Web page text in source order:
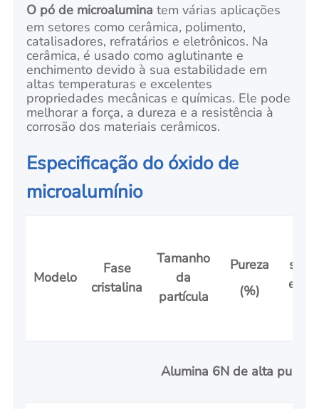
O pó de microalumina tem várias aplicações
em setores como cerâmica, polimento,
catalisadores, refratários e eletrônicos. Na
cerâmica, é usado como aglutinante e
enchimento devido à sua estabilidade em
altas temperaturas e excelentes
propriedades mecânicas e químicas. Ele pode
melhorar a força, a dureza e a resistência à
corrosão dos materiais cerâmicos.
Especificação do óxido de
microalumínio
Modelo
Fase
cristalina
Tamanho
da
partícula
Pureza
(%)
Alumina 6N de alta pureza